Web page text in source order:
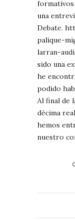
formativos
una
Debate.
palique-
larran-
sido una
he
podido
Al final de
décima
hemos
nuestro